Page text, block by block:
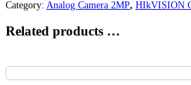
Camera-
set-
2mp
Category: Analog Camera 2MP, HIkVISION
Related products …